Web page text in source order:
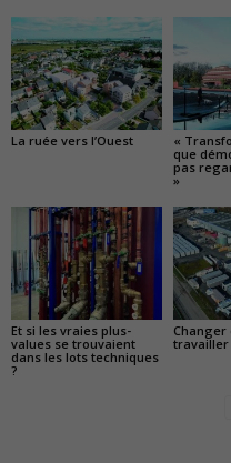
La ruée vers l’Ouest
«
que
pas
»
Et si les vraies plus-
values se trouvaient
dans les lots techniques
?
Changer